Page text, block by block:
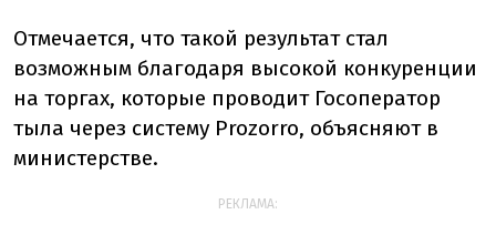
Отмечается, что такой результат стал
возможным благодаря высокой конкуренции
на торгах, которые проводит Госоператор
тыла через систему Prozorro, объясняют в
министерстве.
РЕКЛАМА: